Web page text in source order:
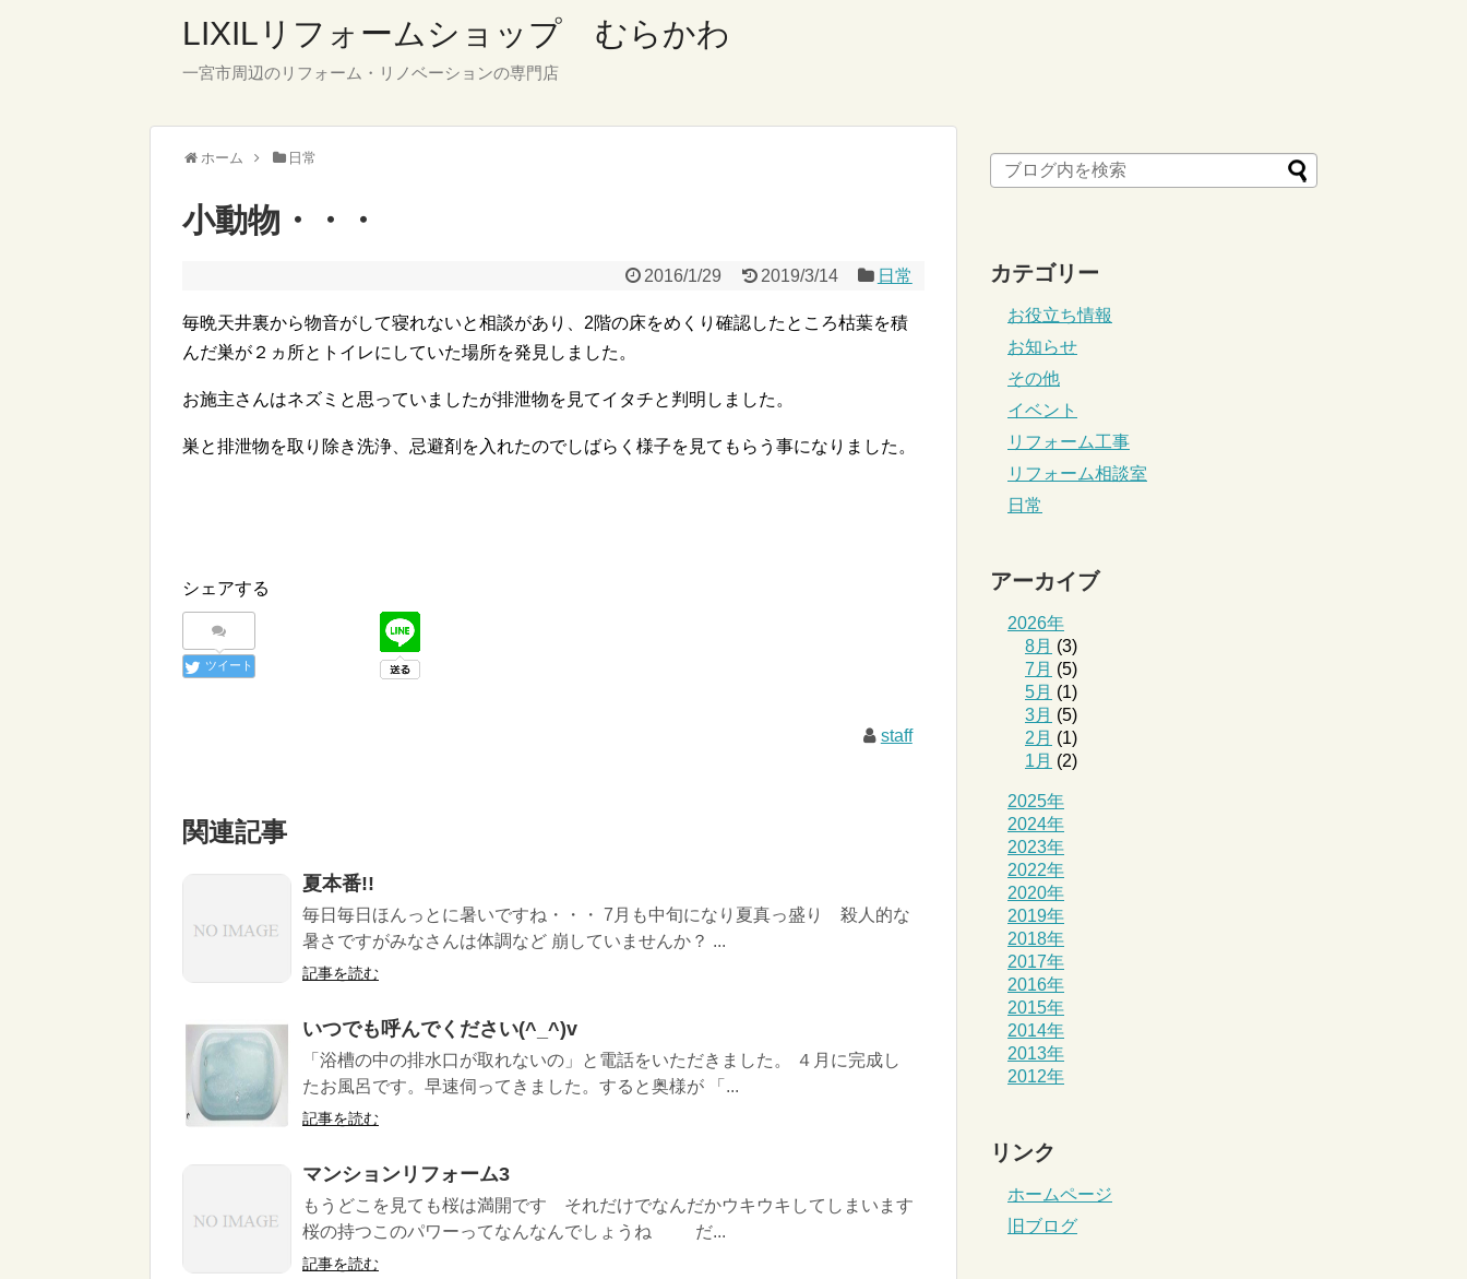
LIXILリフォームショップ むらかわ
一宮市周辺のリフォーム・リノベーションの専門店
ホーム 日常
小動物・・・
2016/1/29 2019/3/14 日常
毎晩天井裏から物音がして寝れないと相談があり、2階の床をめくり確認したところ枯葉を積
んだ巣が２ヵ所とトイレにしていた場所を発見しました。
お施主さんはネズミと思っていましたが排泄物を見てイタチと判明しました。
巣と排泄物を取り除き洗浄、忌避剤を入れたのでしばらく様子を見てもらう事になりました。
シェアする
ツイート
staff
関連記事
夏本番!!
毎日毎日ほんっとに暑いですね・・・ 7月も中旬になり夏真っ盛り 殺人的な
暑さですがみなさんは体調など 崩していませんか？ ...
記事を読む
いつでも呼んでください(^_^)v
「浴槽の中の排水口が取れないの」と電話をいただきました。 ４月に完成し
たお風呂です。早速伺ってきました。すると奥様が 「...
記事を読む
マンションリフォーム3
もうどこを見ても桜は満開です それだけでなんだかウキウキしてしまいます
桜の持つこのパワーってなんなんでしょうね だ...
記事を読む
カテゴリー
お役立ち情報
お知らせ
その他
イベント
リフォーム工事
リフォーム相談室
日常
アーカイブ
2026年
8月 (3)
7月 (5)
5月 (1)
3月 (5)
2月 (1)
1月 (2)
2025年
2024年
2023年
2022年
2020年
2019年
2018年
2017年
2016年
2015年
2014年
2013年
2012年
リンク
ホームページ
旧ブログ